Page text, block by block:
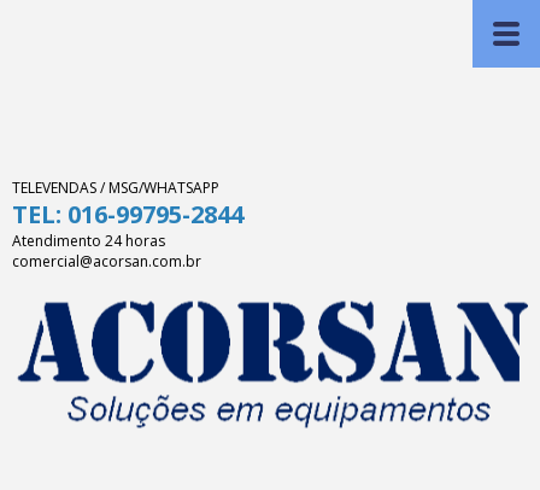
TELEVENDAS / MSG/WHATSAPP
TEL: 016-99795-2844
Atendimento 24 horas
comercial@acorsan.com.br